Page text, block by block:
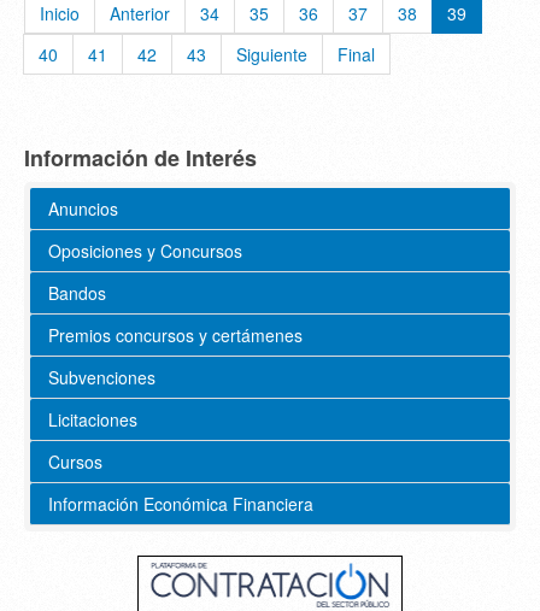
Inicio Anterior 34 35 36 37 38
39
40
41 42 43 Siguiente Final
Información de Interés
Anuncios
Oposiciones y Concursos
Bandos
Premios concursos y certámenes
Subvenciones
Licitaciones
Cursos
Información Económica Financiera